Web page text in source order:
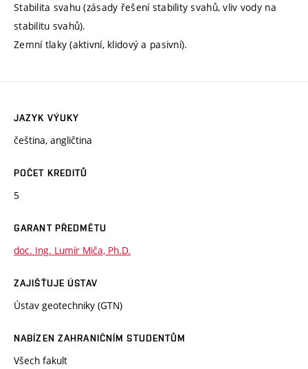
Stabilita svahu (zásady řešení stability svahů, vliv vody na
stabilitu svahů).
Zemní tlaky (aktivní, klidový a pasivní).
JAZYK VÝUKY
čeština, angličtina
POČET KREDITŮ
5
GARANT PŘEDMĚTU
doc. Ing. Lumír Miča, Ph.D.
ZAJIŠŤUJE ÚSTAV
Ústav geotechniky (GTN)
NABÍZEN ZAHRANIČNÍM STUDENTŮM
Všech fakult